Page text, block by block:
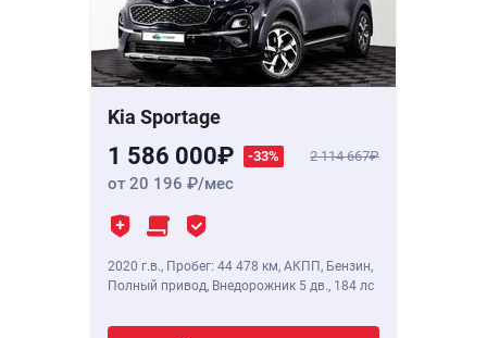
Kia Sportage
1 586 000 -33% 2 114 667
от 20 196 /мес
2020 г.в., Пробег: 44 478 км, АКПП, Бензин,
Полный привод, Внедорожник 5 дв., 184 лс